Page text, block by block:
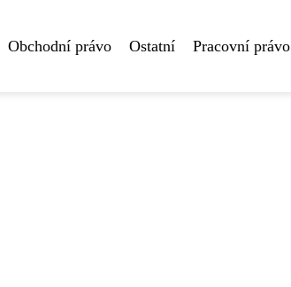
Obchodní právo Ostatní Pracovní právo